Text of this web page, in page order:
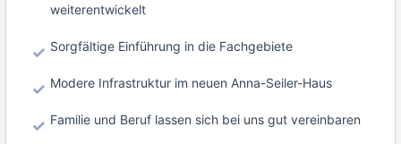
weiterentwickelt
Sorgfältige Einführung in die Fachgebiete
Modere Infrastruktur im neuen Anna-Seiler-Haus
Familie und Beruf lassen sich bei uns gut vereinbaren